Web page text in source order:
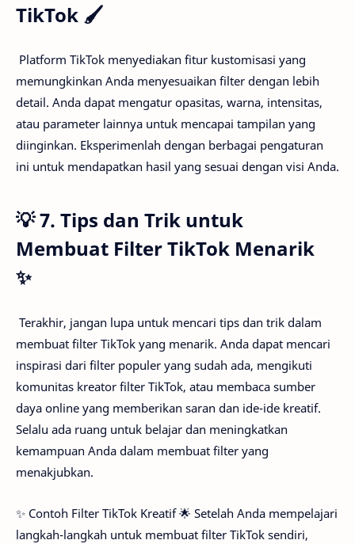
TikTok 🖌️
Platform TikTok menyediakan fitur kustomisasi yang
memungkinkan Anda menyesuaikan filter dengan lebih
detail. Anda dapat mengatur opasitas, warna, intensitas,
atau parameter lainnya untuk mencapai tampilan yang
diinginkan. Eksperimenlah dengan berbagai pengaturan
ini untuk mendapatkan hasil yang sesuai dengan visi Anda.
💡 7. Tips dan Trik untuk
Membuat Filter TikTok Menarik
✨
Terakhir, jangan lupa untuk mencari tips dan trik dalam
membuat filter TikTok yang menarik. Anda dapat mencari
inspirasi dari filter populer yang sudah ada, mengikuti
komunitas kreator filter TikTok, atau membaca sumber
daya online yang memberikan saran dan ide-ide kreatif.
Selalu ada ruang untuk belajar dan meningkatkan
kemampuan Anda dalam membuat filter yang
menakjubkan.
✨ Contoh Filter TikTok Kreatif 🌟 Setelah Anda mempelajari
langkah-langkah untuk membuat filter TikTok sendiri,